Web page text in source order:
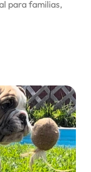
para familias,